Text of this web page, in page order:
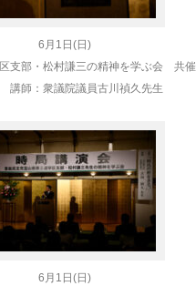
6月1日(日)
支部・松村謙三の精神を学ぶ会 共催
講師：衆議院議員古川禎久先生
6月1日(日)